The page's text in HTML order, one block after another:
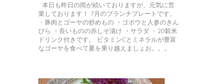
本日も昨日の雨が続いておりますが、元気に営
業しております！ 7月のブランチプレートです。
・豚肉とゴーヤの炒めもの ・ゴボウと人参のきん
ぴら ・長いものの赤しそ漬け ・サラダ ・20穀米
ドリンク付きです。 ビタミンCとミネラルが豊富
なゴーヤを食べて夏を乗り越えましょお。。。